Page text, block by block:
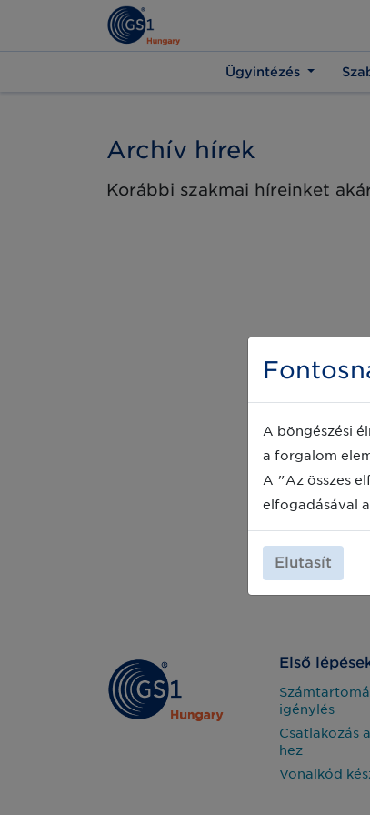
Ügyintézés
Archív hírek
Korábbi szakmai híreinket
Első
igénylés
Csatlakozás
hez
Vonalkód
A böngészési
a forgalom
A "Az összes
elfogadásával
Elutasít